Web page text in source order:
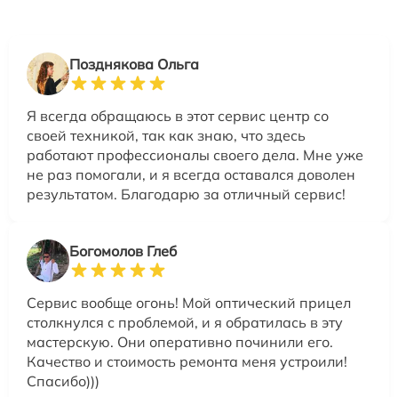
Позднякова Ольга
Я всегда обращаюсь в этот сервис центр со
своей техникой, так как знаю, что здесь
работают профессионалы своего дела. Мне уже
не раз помогали, и я всегда оставался доволен
результатом. Благодарю за отличный сервис!
Богомолов Глеб
Сервис вообще огонь! Мой оптический прицел
столкнулся с проблемой, и я обратилась в эту
мастерскую. Они оперативно починили его.
Качество и стоимость ремонта меня устроили!
Спасибо)))